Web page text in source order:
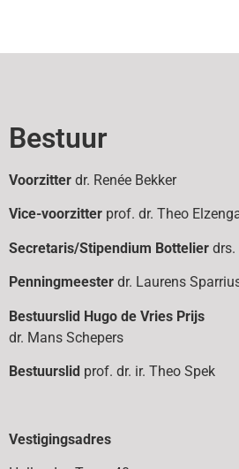
Bestuur
Voorzitter dr. Renée Bekker
Vice-voorzitter prof. dr. Theo
Secretaris/Stipendium Bottelier
Penningmeester dr. Laurens
Bestuurslid Hugo de Vries Prijs
dr. Mans Schepers
Bestuurslid prof. dr. ir. Theo Spek
Vestigingsadres